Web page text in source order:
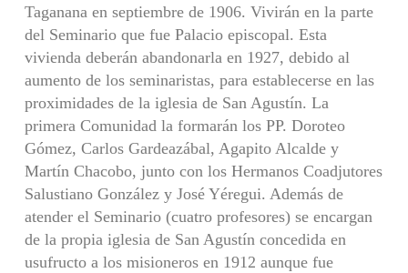
Taganana en septiembre de 1906. Vivirán en la parte
del Seminario que fue Palacio episcopal. Esta
vivienda deberán abandonarla en 1927, debido al
aumento de los seminaristas, para establecerse en las
proximidades de la iglesia de San Agustín. La
primera Comunidad la formarán los PP. Doroteo
Gómez, Carlos Gardeazábal, Agapito Alcalde y
Martín Chacobo, junto con los Hermanos Coadjutores
Salustiano González y José Yéregui. Además de
atender el Seminario (cuatro profesores) se encargan
de la propia iglesia de San Agustín concedida en
usufructo a los misioneros en 1912 aunque fue